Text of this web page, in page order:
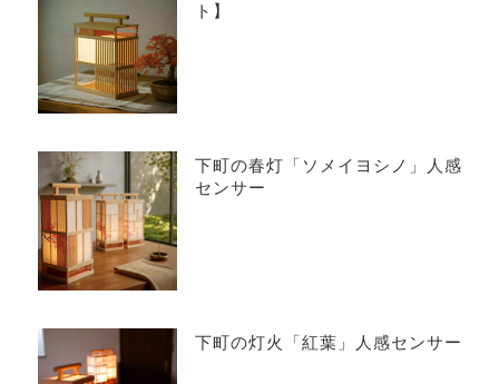
ト】
下町の春灯「ソメイヨシノ」人感
センサー
下町の灯火「紅葉」人感センサー